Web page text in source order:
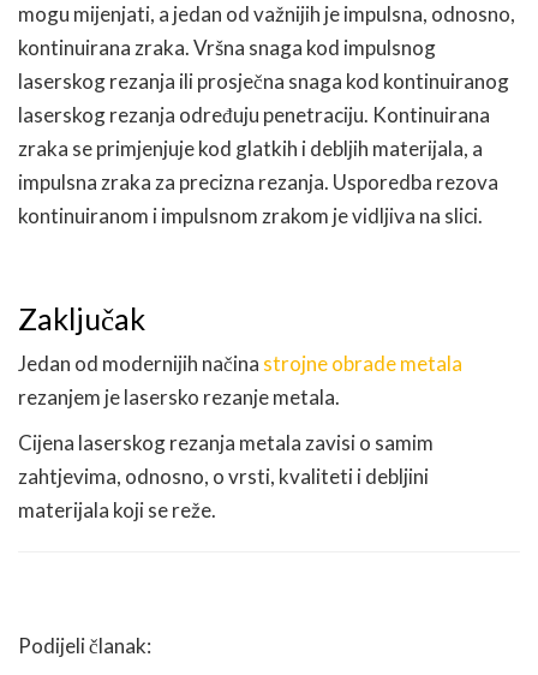
mogu mijenjati, a jedan od važnijih je impulsna, odnosno,
kontinuirana zraka. Vršna snaga kod impulsnog
laserskog rezanja ili prosječna snaga kod kontinuiranog
laserskog rezanja određuju penetraciju. Kontinuirana
zraka se primjenjuje kod glatkih i debljih materijala, a
impulsna zraka za precizna rezanja. Usporedba rezova
kontinuiranom i impulsnom zrakom je vidljiva na slici.
Zaključak
Jedan od modernijih načina strojne obrade metala
rezanjem je lasersko rezanje metala.
Cijena laserskog rezanja metala zavisi o samim
zahtjevima, odnosno, o vrsti, kvaliteti i debljini
materijala koji se reže.
Podijeli članak: